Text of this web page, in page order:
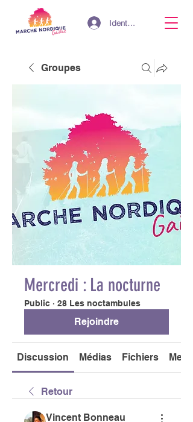
Identifiant
Groupes
Mercredi : La nocturne
Public · 28 Les noctambules
Rejoindre
Discussion Médias Fichiers
Retour
Vincent Bonneau